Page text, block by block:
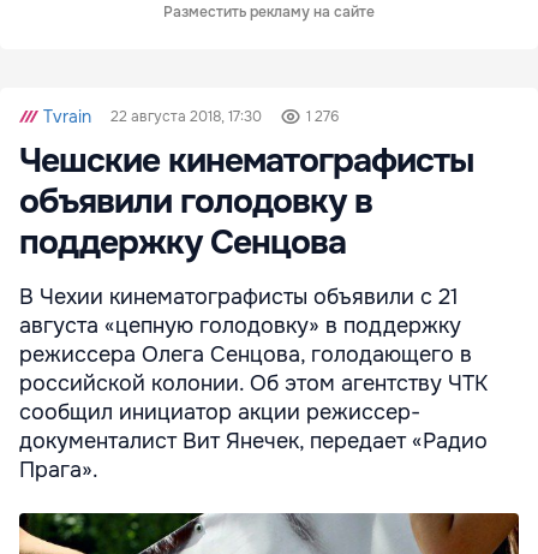
Разместить рекламу на сайте
Tvrain 22 августа 2018, 17:30 1 276
Чешские кинематографисты
объявили голодовку в
поддержку Сенцова
В Чехии кинематографисты объявили с 21
августа «цепную голодовку» в поддержку
режиссера Олега Сенцова, голодающего в
российской колонии. Об этом агентству ЧТК
сообщил инициатор акции режиссер-
документалист Вит Янечек, передает «Радио
Прага».